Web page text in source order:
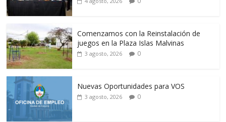
Comenzamos con la Reinstalación de
juegos en la Plaza Islas Malvinas
3 agosto, 2026 0
Nuevas Oportunidades para VOS
3 agosto, 2026 0